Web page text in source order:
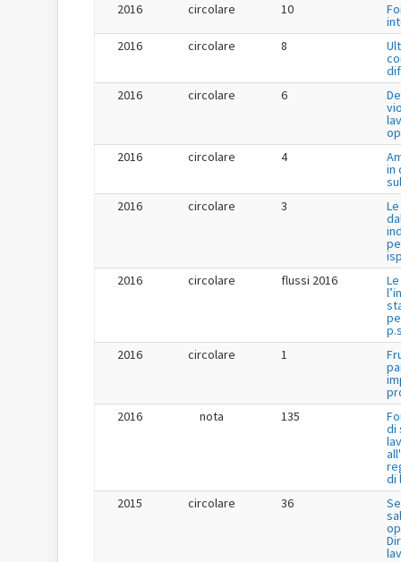
2016
circolare 10
2016
circolare 8
2016
circolare 6
2016
circolare 4
in
2016
circolare 3
2016
circolare flussi 2016
2016
circolare 1
2016
nota 135
di
di
2015
circolare 36